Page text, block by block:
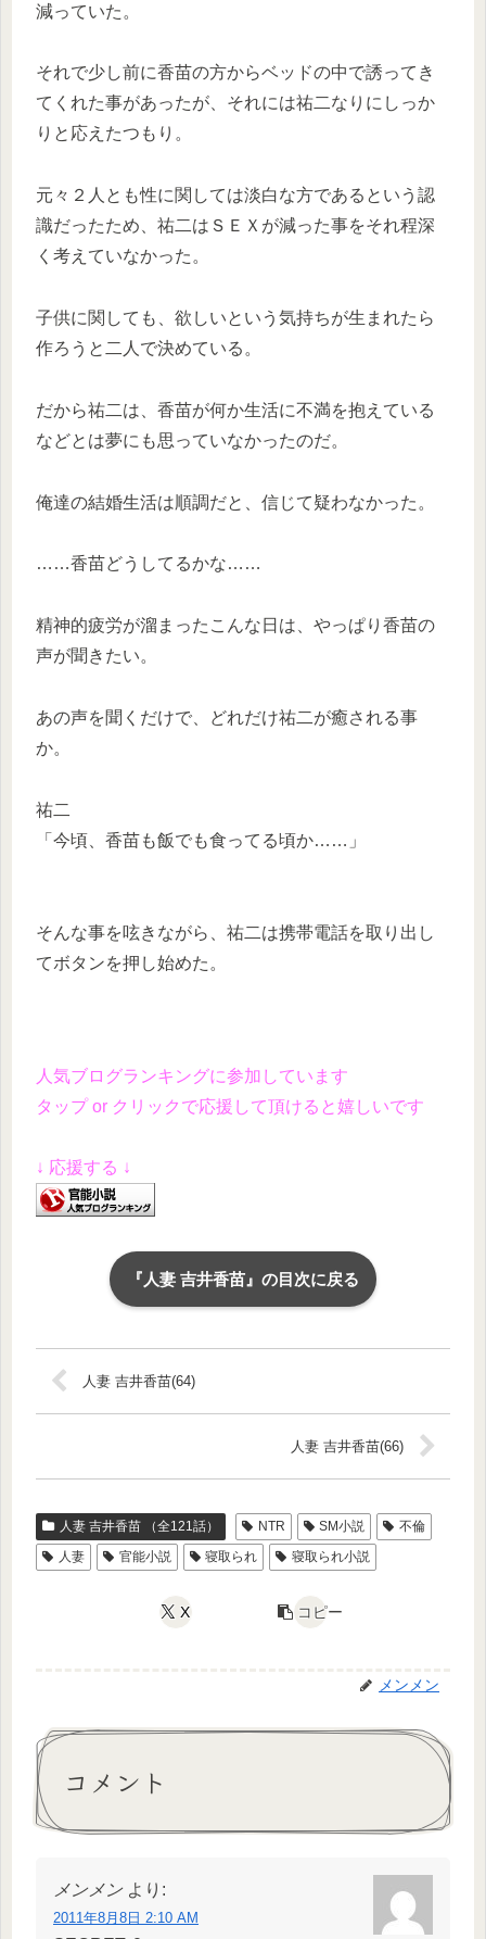
減っていた。
それで少し前に香苗の方からベッドの中で誘ってき
てくれた事があったが、それには祐二なりにしっか
りと応えたつもり。
元々２人とも性に関しては淡白な方であるという認
識だったため、祐二はＳＥＸが減った事をそれ程深
く考えていなかった。
子供に関しても、欲しいという気持ちが生まれたら
作ろうと二人で決めている。
だから祐二は、香苗が何か生活に不満を抱えている
などとは夢にも思っていなかったのだ。
俺達の結婚生活は順調だと、信じて疑わなかった。
……香苗どうしてるかな……
精神的疲労が溜まったこんな日は、やっぱり香苗の
声が聞きたい。
あの声を聞くだけで、どれだけ祐二が癒される事
か。
祐二
「今頃、香苗も飯でも食ってる頃か……」
そんな事を呟きながら、祐二は携帯電話を取り出し
てボタンを押し始めた。
人気ブログランキングに参加しています
タップ or クリックで応援して頂けると嬉しいです
↓ 応援する ↓
『人妻 吉井香苗』の目次に戻る
人妻 吉井香苗(64)
人妻 吉井香苗(66)
人妻 吉井香苗 （全121話） NTR SM小説
不倫
人妻
官能小説 寝取られ 寝取られ小説
X コピー
メンメン
コメント
メンメン より:
2011年8月8日 2:10 AM